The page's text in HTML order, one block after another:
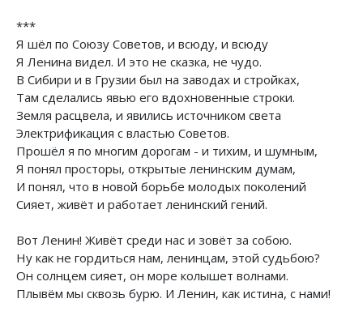
***
Я шёл по Союзу Советов, и всюду, и всюду
Я Ленина видел. И это не сказка, не чудо.
В Сибири и в Грузии был на заводах и стройках,
Там сделались явью его вдохновенные строки.
Земля расцвела, и явились источником света
Электрификация с властью Советов.
Прошёл я по многим дорогам - и тихим, и шумным,
Я понял просторы, открытые ленинским думам,
И понял, что в новой борьбе молодых поколений
Сияет, живёт и работает ленинский гений.
Вот Ленин! Живёт среди нас и зовёт за собою.
Ну как не гордиться нам, ленинцам, этой судьбою?
Он солнцем сияет, он море колышет волнами.
Плывём мы сквозь бурю. И Ленин, как истина, с нами!